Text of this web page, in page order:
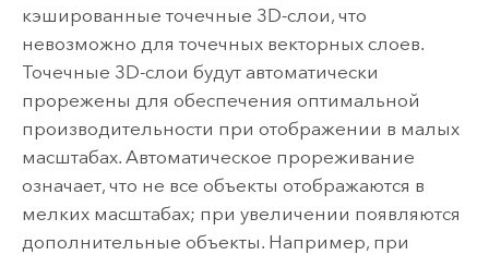
кэшированные точечные 3D-слои, что
невозможно для точечных векторных слоев.
Точечные 3D-слои будут автоматически
прорежены для обеспечения оптимальной
производительности при отображении в малых
масштабах. Автоматическое прореживание
означает, что не все объекты отображаются в
мелких масштабах; при увеличении появляются
дополнительные объекты. Например, при